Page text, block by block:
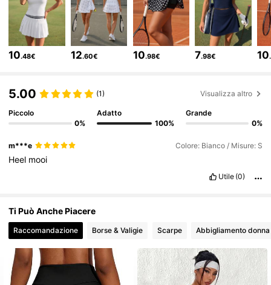
4.86 137K Follower
4.86 137K Follower
4.86 137K Follower
10.48€ 12.60€ 10.98€ 7.98€ 10
5.00 (1) Visualizza altro
Piccolo
0%
Adatto
100%
Grande
0%
m***e Colore: Bianco / Misure: S
Heel mooi
Utile (0)
Ti Può Anche Piacere
Raccomandazione Borse & Valigie Scarpe Abbigliamento donna